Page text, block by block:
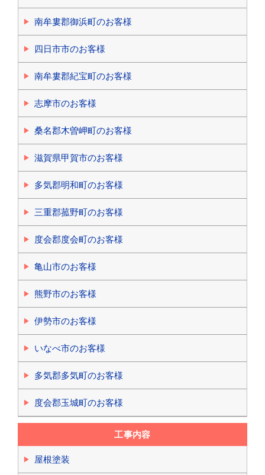
南牟婁郡御浜町のお客様
四日市市のお客様
南牟婁郡紀宝町のお客様
志摩市のお客様
桑名郡木曽岬町のお客様
滋賀県甲賀市のお客様
多気郡明和町のお客様
三重郡菰野町のお客様
度会郡度会町のお客様
亀山市のお客様
熊野市のお客様
伊勢市のお客様
いなべ市のお客様
多気郡多気町のお客様
度会郡玉城町のお客様
工事内容
屋根塗装